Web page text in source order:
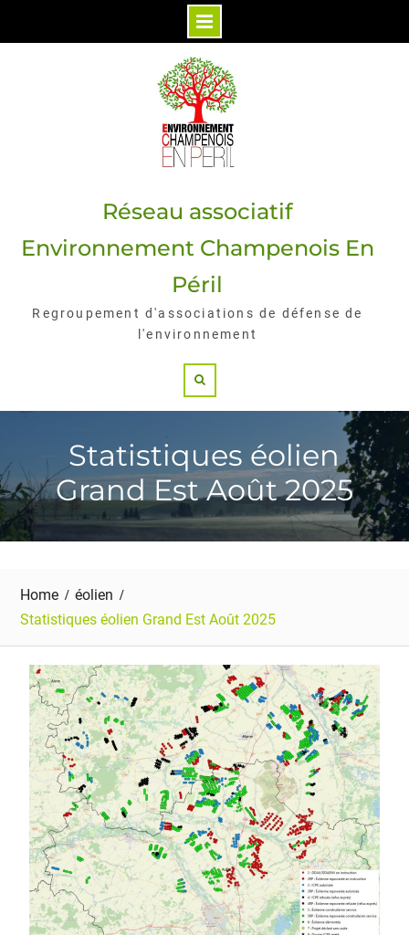
Réseau associatif
Environnement Champenois En
Péril
Regroupement d'associations de défense de
l'environnement
Statistiques éolien
Grand Est Août 2025
Home
éolien
Statistiques éolien Grand Est Août 2025